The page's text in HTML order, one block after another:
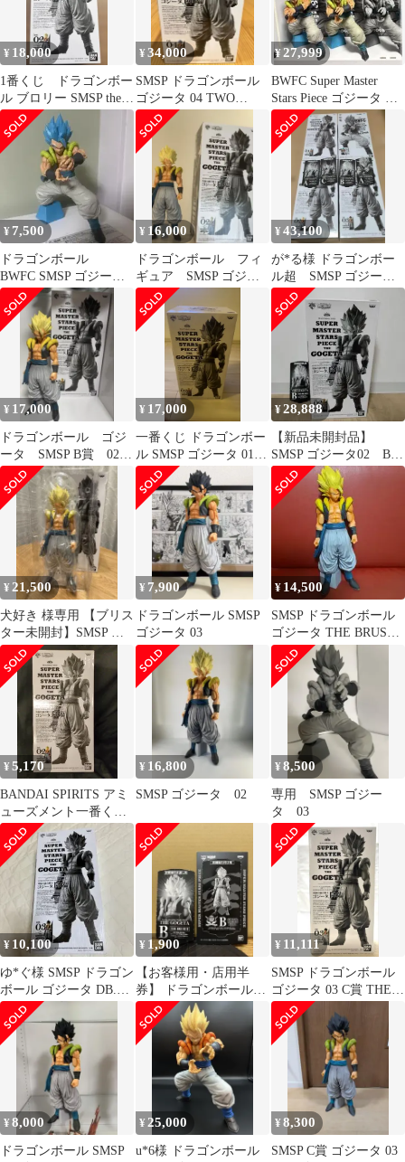
¥ 18,000
1番くじ ドラゴンボー
ル ブロリー SMSP theゴ
ジータ 02 B賞
¥34,000
SMSP ドラゴンボール
ゴジータ 04 TWO
DIMENSIONS
¥27,999
BWFC Super Master
Stars Piece ゴジータ フ
ィギュア
¥ 7,500
ドラゴンボール
BWFC SMSP ゴジー
タ B賞02
¥ 16,000
ドラゴンボール フィ
ギュア SMSP ゴジー
タ 02 B賞 超サイヤ
人
¥43,100
が*る様 ドラゴンボー
ル超 SMSP ゴジータ
01 02 03＋かめはめは4
体
¥ 17,000
ドラゴンボール ゴジ
ータ SMSP B賞 02
一番くじ フィギュア
¥ 17,000
一番くじ ドラゴンボー
ル SMSP ゴジータ 01
THE BRUSH
¥28,888
【新品未開封品】
SMSP ゴジータ02 B賞
半券付き
¥21,500
犬好き 様専用 【ブリス
ター未開封】SMSP ド
ラゴンボール ゴジータ
02
¥ 7,900
ドラゴンボール SMSP
ゴジータ 03
¥ 14,500
SMSP ドラゴンボール
ゴジータ THE BRUSH
02
¥5,170
BANDAI SPIRITS アミ
ューズメント一番くじ
ドラゴンボール超
SUPER MASTER
STARS PIECE THE
GOGETA 02 B賞 超サイ
ヤ人 ゴジータ THE
BRUSH II
¥ 16,800
SMSP ゴジータ 02
¥8,500
専用 SMSP ゴジー
タ 03
¥ 10,100
ゆ*ぐ様 SMSP ドラゴン
ボール ゴジータ DB.03
THE BRUSH
¥ 1,900
【お客様用・店用半
券】 ドラゴンボール
SMSP ゴジータ B賞 02
¥ 11,111
SMSP ドラゴンボール
ゴジータ 03 C賞 THE
BRUSH
¥8,000
ドラゴンボール SMSP
¥ 25,000
u*6様 ドラゴンボール
¥8,300
SMSP C賞 ゴジータ 03